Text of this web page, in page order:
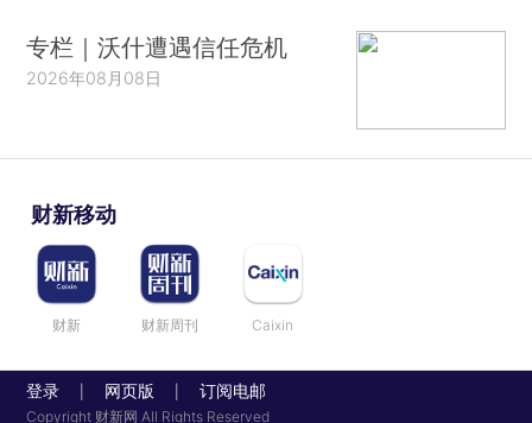
专栏｜沃什遭遇信任危机
2026年08月08日
财新移动
财新 财新周刊 Caixin
登录 网页版 订阅电邮
Copyright 财新网 All Rights Reserved